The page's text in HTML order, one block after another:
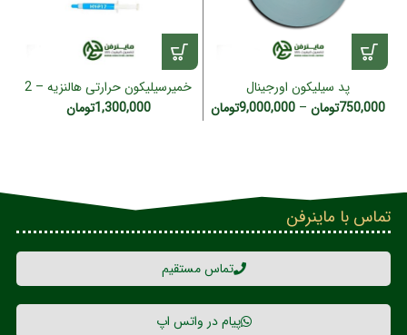
پد سیلیکون اورجینال
750,000تومان –
9,000,000تومان
خمیرسیلیکون حرارتی هالنزیه – 2
گرمی (HY-P17)
1,300,000تومان
تماس با ماینرفن
تماس مستقیم
پیام در واتس اپ